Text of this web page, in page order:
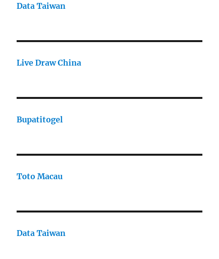
Data Taiwan
Live Draw China
Bupatitogel
Toto Macau
Data Taiwan